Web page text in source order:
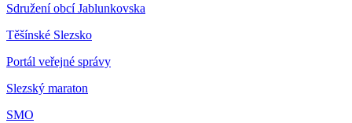
Sdružení obcí Jablunkovska
Těšínské Slezsko
Portál veřejné správy
Slezský maraton
SMO